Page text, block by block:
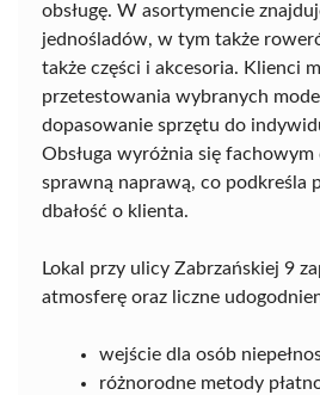
obsługę. W asortymencie
jednośladów, w tym także
także części i akcesoria. Klienci
przetestowania wybranych
dopasowanie sprzętu do
Obsługa wyróżnia się
sprawną naprawą, co podkreśla
dbałość o klienta.
Lokal przy ulicy Zabrzańskiej 9
atmosferę oraz liczne
wejście dla osób
różnorodne metody